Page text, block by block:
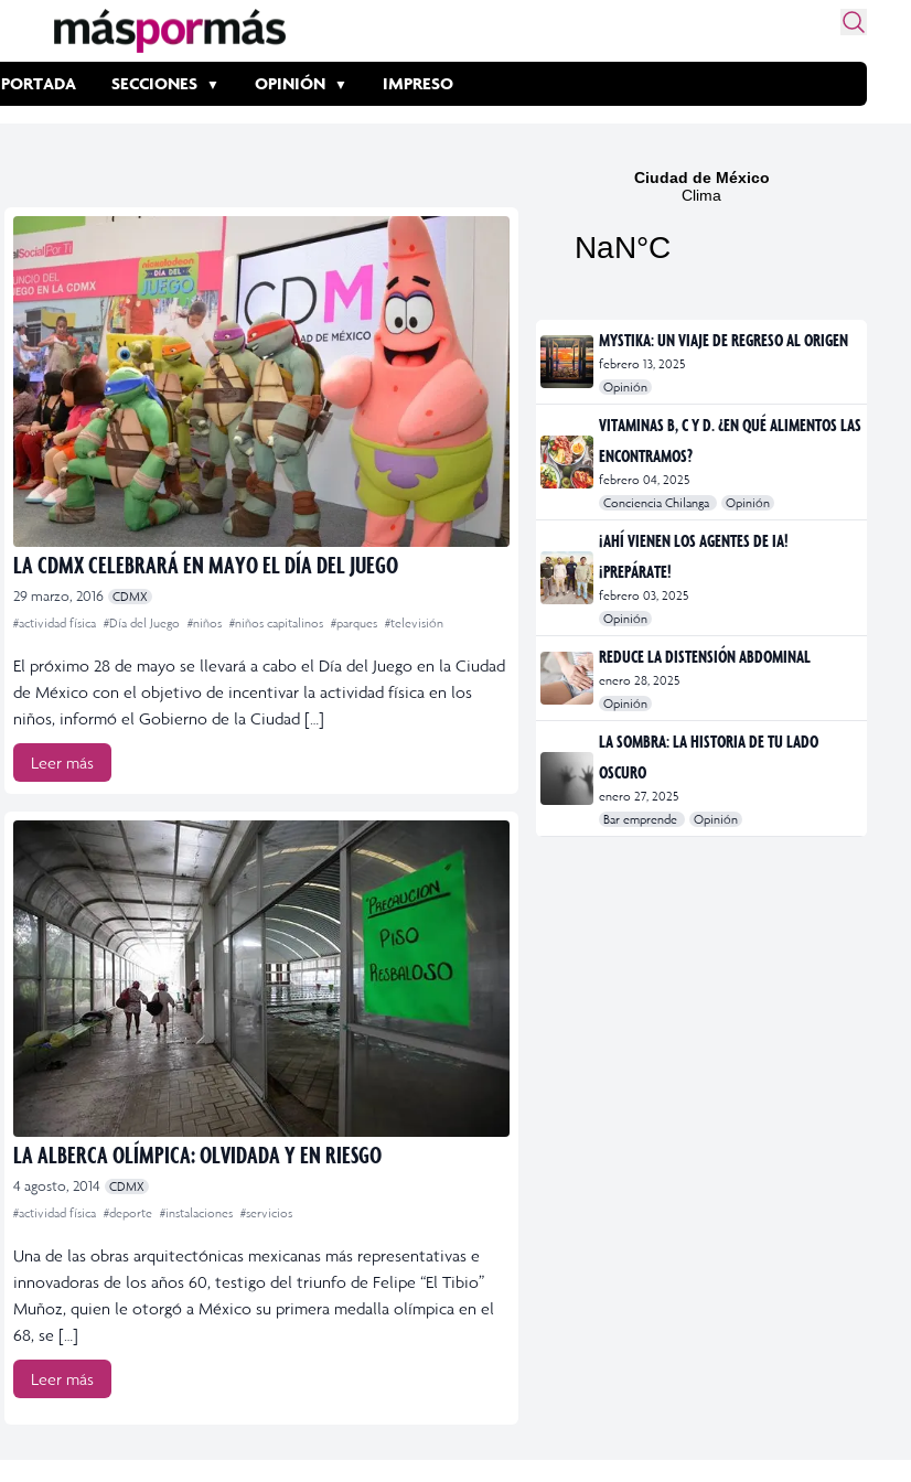
PORTADA SECCIONES OPINIÓN IMPRESO
LA CDMX CELEBRARÁ EN MAYO EL DÍA DEL JUEGO
29 marzo, 2016 CDMX
#actividad física #Día del Juego #niños #niños capitalinos #parques #televisión
El próximo 28 de mayo se llevará a cabo el Día del Juego en la Ciudad
de México con el objetivo de incentivar la actividad física en los
niños, informó el Gobierno de la Ciudad […]
Leer más
LA ALBERCA OLÍMPICA: OLVIDADA Y EN RIESGO
4 agosto, 2014
CDMX
#actividad física #deporte #instalaciones #servicios
Una de las obras arquitectónicas mexicanas más representativas e
innovadoras de los años 60, testigo del triunfo de Felipe “El Tibio”
Muñoz, quien le otorgó a México su primera medalla olímpica en el
68, se […]
Leer más
MYSTIKA: UN VIAJE DE REGRESO AL ORIGEN
febrero 13, 2025
Opinión
#exposiciones
#fotografía
VITAMINAS B, C Y D. ¿EN QUÉ ALIMENTOS LAS
ENCONTRAMOS?
febrero 04, 2025
Conciencia Chilanga
Opinión
#bienestar
#Opinión
#Principal
¡AHÍ VIENEN LOS AGENTES DE IA!
¡PREPÁRATE!
febrero 03, 2025
Opinión
#Bar Emprende
#Opinión
#Principal
REDUCE LA DISTENSIÓN ABDOMINAL
enero 28, 2025
Opinión
#bienestar
#Opinión
#Principal
#Salud
LA SOMBRA: LA HISTORIA DE TU LADO
OSCURO
enero 27, 2025
Bar emprende
Opinión
#Bar Emprende
#CDMX
#marketing